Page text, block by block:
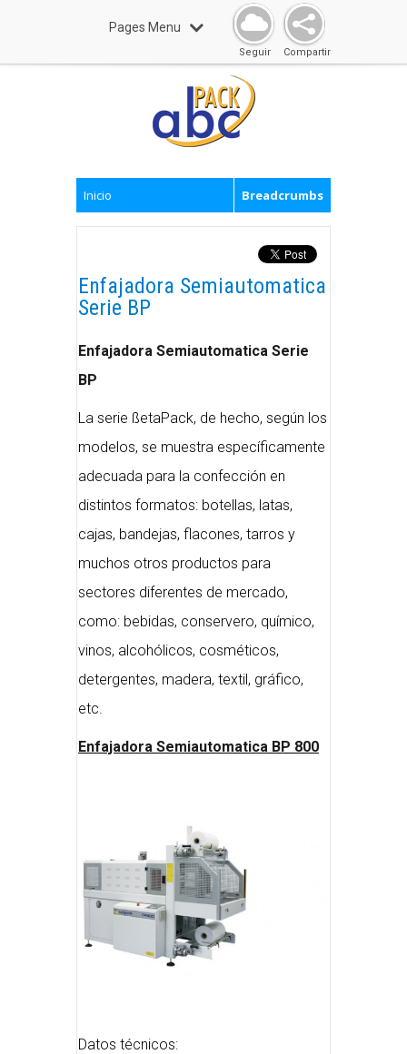
Pages Menu
Compartir
Seguir
Inicio Breadcrumbs
Enfajadora Semiautomatica
Serie BP
Enfajadora Semiautomatica Serie
BP
La serie ßetaPack, de hecho, según los
modelos, se muestra específicamente
adecuada para la confección en
distintos formatos: botellas, latas,
cajas, bandejas, flacones, tarros y
muchos otros productos para
sectores diferentes de mercado,
como: bebidas, conservero, químico,
vinos, alcohólicos, cosméticos,
detergentes, madera, textil, gráfico,
etc.
Enfajadora Semiautomatica BP 800
Datos técnicos: